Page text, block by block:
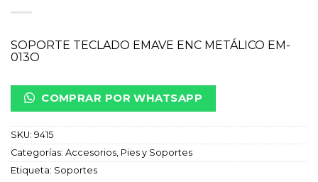
SOPORTE TECLADO EMAVE ENC METÁLICO EM-
013O
COMPRAR POR WHATSAPP
SKU: 9415
Categorías: Accesorios Pies y Soportes
Etiqueta: Soportes